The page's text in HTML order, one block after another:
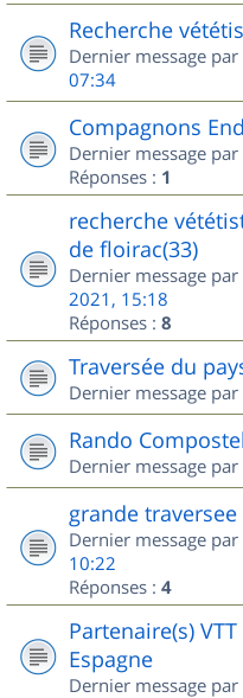
Recherche
Dernier message par
07:34
Compagnons
Dernier message par
Réponses : 1
recherche
de floirac(33)
Dernier message par
2021, 15:18
Réponses : 8
Traversée du
Dernier message par
Rando
Dernier message par
grande traversee
Dernier message par
10:22
Réponses : 4
Partenaire(s)
Espagne
Dernier message par